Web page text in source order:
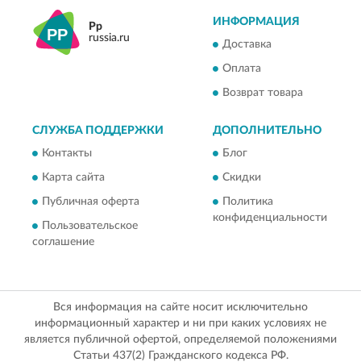
Pp
russia.ru
ИНФОРМАЦИЯ
Доставка
Оплата
Возврат товара
СЛУЖБА ПОДДЕРЖКИ
Контакты
Карта сайта
Публичная оферта
Пользовательское
соглашение
ДОПОЛНИТЕЛЬНО
Блог
Скидки
Политика
конфиденциальности
Вся информация на сайте носит исключительно
информационный характер и ни при каких условиях не
является публичной офертой, определяемой положениями
Статьи 437(2) Гражданского кодекса РФ.